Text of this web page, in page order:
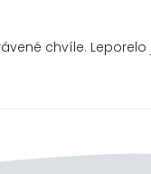
chvíle.